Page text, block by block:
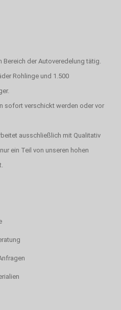
der Autoveredelung tätig.
Rohlinge und 1.500
sofort verschickt werden oder vor
ausschließlich mit Qualitativ
ein Teil von unseren hohen